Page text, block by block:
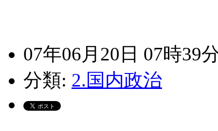
07年06月20日 07時39
分類: 2.国内政治